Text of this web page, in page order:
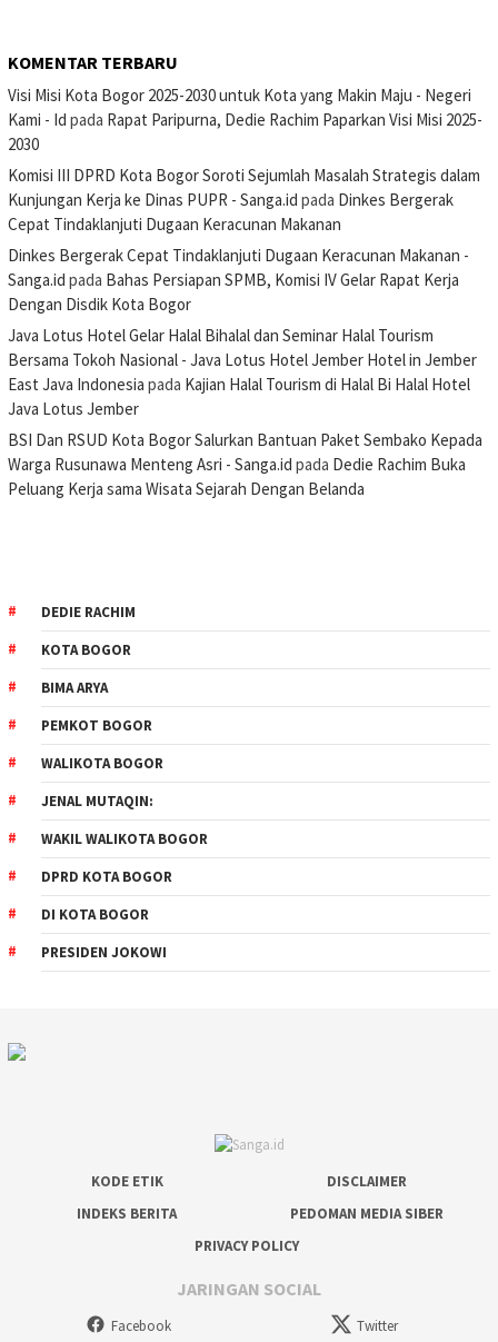
KOMENTAR TERBARU
Visi Misi Kota Bogor 2025-2030 untuk Kota yang Makin Maju - Negeri
Kami - Id pada Rapat Paripurna, Dedie Rachim Paparkan Visi Misi 2025-
2030
Komisi III DPRD Kota Bogor Soroti Sejumlah Masalah Strategis dalam
Kunjungan Kerja ke Dinas PUPR - Sanga.id pada Dinkes Bergerak
Cepat Tindaklanjuti Dugaan Keracunan Makanan
Dinkes Bergerak Cepat Tindaklanjuti Dugaan Keracunan Makanan -
Sanga.id pada Bahas Persiapan SPMB, Komisi IV Gelar Rapat Kerja
Dengan Disdik Kota Bogor
Java Lotus Hotel Gelar Halal Bihalal dan Seminar Halal Tourism
Bersama Tokoh Nasional - Java Lotus Hotel Jember Hotel in Jember
East Java Indonesia pada Kajian Halal Tourism di Halal Bi Halal Hotel
Java Lotus Jember
BSI Dan RSUD Kota Bogor Salurkan Bantuan Paket Sembako Kepada
Warga Rusunawa Menteng Asri - Sanga.id pada Dedie Rachim Buka
Peluang Kerja sama Wisata Sejarah Dengan Belanda
DEDIE RACHIM
KOTA BOGOR
BIMA ARYA
PEMKOT BOGOR
WALIKOTA BOGOR
JENAL MUTAQIN:
WAKIL WALIKOTA BOGOR
DPRD KOTA BOGOR
DI KOTA BOGOR
PRESIDEN JOKOWI
KODE ETIK
DISCLAIMER
INDEKS BERITA
PEDOMAN MEDIA SIBER
PRIVACY POLICY
JARINGAN SOCIAL
Facebook Twitter